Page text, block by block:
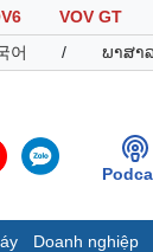
VOV GT
어 / ພາສາ
Doanh nghiệp